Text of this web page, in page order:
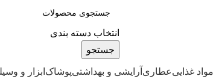
انتخاب دسته بندی
جستجو
مواد غذاییعطاری آرایشی و بهداشتیپوشاک ابزار و